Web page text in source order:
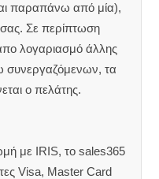
παραπάνω από μία),
Σε περίπτωση
λογαριασμό άλλης
συνεργαζόμενων, τα
ο πελάτης.
με IRIS, το sales365
Visa, Master Card